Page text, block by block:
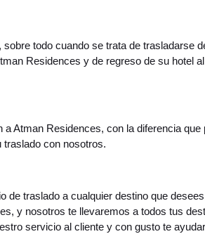
todo cuando se trata de trasladarse
Residences y de regreso de su hotel
Atman Residences, con la diferencia
traslado con nosotros.
de traslado a cualquier destino que
y nosotros te llevaremos a todos tus
servicio al cliente y con gusto te